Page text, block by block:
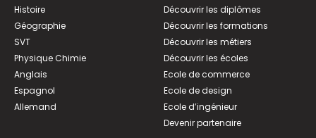
Histoire
Géographie
SVT
Physique Chimie
Anglais
Espagnol
Allemand
Découvrir les diplômes
Découvrir les formations
Découvrir les métiers
Découvrir les écoles
Ecole de commerce
Ecole de design
Ecole d’ingénieur
Devenir partenaire